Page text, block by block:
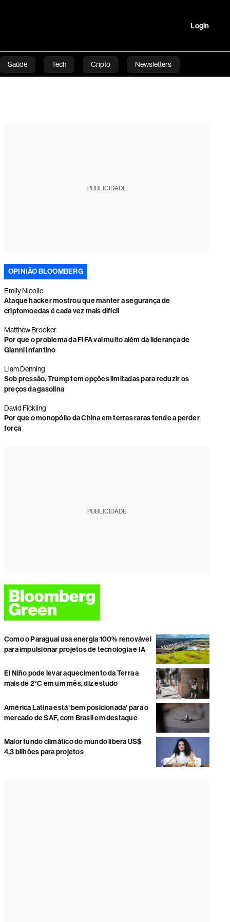
Login
Saúde Tech Cripto Newsletters
PUBLICIDADE
OPINIÃO BLOOMBERG
Emily Nicolle
Ataque hacker mostrou que manter a segurança de
criptomoedas é cada vez mais difícil
Matthew Brooker
Por que o problema da FIFA vai muito além da liderança de
Gianni Infantino
Liam Denning
Sob pressão, Trump tem opções limitadas para reduzir os
preços da gasolina
David Fickling
Por que o monopólio da China em terras raras tende a perder
força
PUBLICIDADE
Como o Paraguai usa energia 100% renovável
para impulsionar projetos de tecnologia e IA
El Niño pode levar aquecimento da Terra a
mais de 2°C em um mês, diz estudo
América Latina está ‘bem posicionada' para o
mercado de SAF, com Brasil em destaque
Maior fundo climático do mundo libera US$
4,3 bilhões para projetos